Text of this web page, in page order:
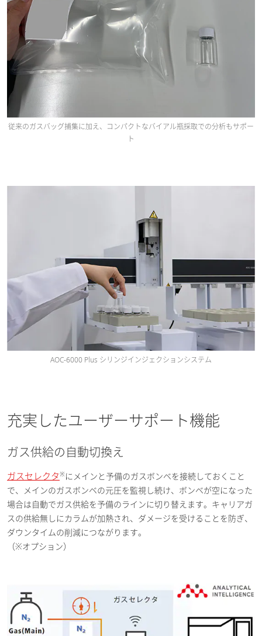
従来のガスバッグ捕集に加え、コンパクトなバイアル瓶採取での分析もサポー
ト
AOC-6000 Plus シリンジインジェクションシステム
充実したユーザーサポート機能
ガス供給の自動切換え
ガスセレクタ※ にメインと予備のガスボンベを接続しておくこと
で、メインのガスボンベの元圧を監視し続け、ボンベが空になった
場合は自動でガス供給を予備のラインに切り替えます。キャリアガ
スの供給無しにカラムが加熱され、ダメージを受けることを防ぎ、
ダウンタイムの削減につながります。
（※オプション）